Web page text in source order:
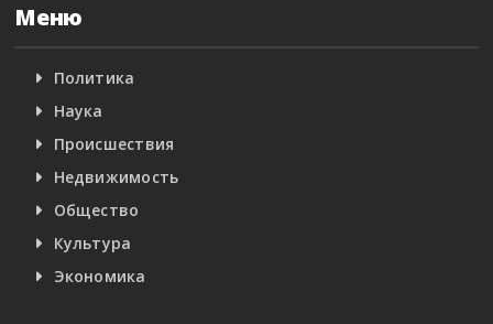
Меню
Политика
Наука
Происшествия
Недвижимость
Общество
Культура
Экономика